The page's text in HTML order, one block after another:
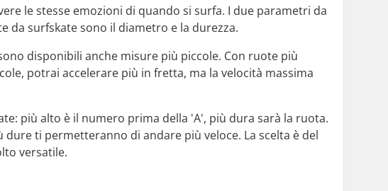
le stesse emozioni di quando si surfa. I due parametri da
da surfskate sono il diametro e la durezza.
disponibili anche misure più piccole. Con ruote più
potrai accelerare più in fretta, ma la velocità massima
più alto è il numero prima della 'A', più dura sarà la ruota.
ti permetteranno di andare più veloce. La scelta è del
versatile.